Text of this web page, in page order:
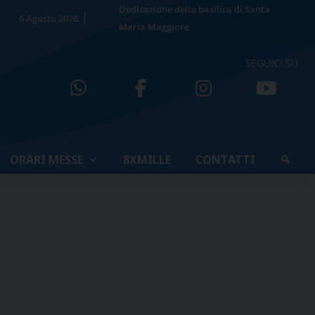
6 Agosto 2026
Dedicazione della basilica di Santa
Maria Maggiore
SEGUICI SU
ORARI MESSE 8XMILLE CONTATTI